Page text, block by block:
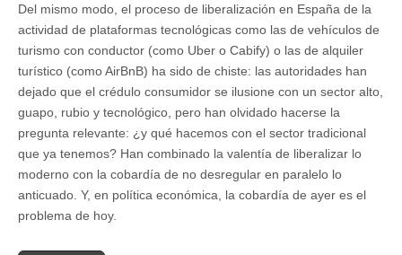
Del mismo modo, el proceso de liberalización en España de la
actividad de plataformas tecnológicas como las de vehículos de
turismo con conductor (como Uber o Cabify) o las de alquiler
turístico (como AirBnB) ha sido de chiste: las autoridades han
dejado que el crédulo consumidor se ilusione con un sector alto,
guapo, rubio y tecnológico, pero han olvidado hacerse la
pregunta relevante: ¿y qué hacemos con el sector tradicional
que ya tenemos? Han combinado la valentía de liberalizar lo
moderno con la cobardía de no desregular en paralelo lo
anticuado. Y, en política económica, la cobardía de ayer es el
problema de hoy.